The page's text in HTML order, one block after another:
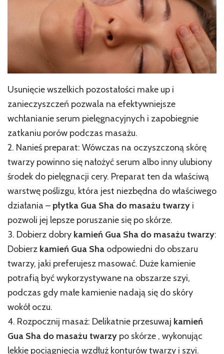
Usunięcie wszelkich pozostałości make up i
zanieczyszczeń pozwala na efektywniejsze
wchłanianie serum pielęgnacyjnych i zapobiegnie
zatkaniu porów podczas masażu.
2. Nanieś preparat: Wówczas na oczyszczoną skórę
twarzy powinno się nałożyć serum albo inny ulubiony
środek do pielęgnacji cery. Preparat ten da właściwą
warstwę poślizgu, która jest niezbędna do właściwego
działania – płytka Gua Sha do masażu twarzy i
pozwoli jej lepsze poruszanie się po skórze.
3. Dobierz dobry kamień Gua Sha do masażu twarzy:
Dobierz kamień Gua Sha odpowiedni do obszaru
twarzy, jaki preferujesz masować. Duże kamienie
potrafią być wykorzystywane na obszarze szyi,
podczas gdy małe kamienie nadają się do skóry
wokół oczu.
4. Rozpocznij masaż: Delikatnie przesuwaj kamień
Gua Sha do masażu twarzy po skórze , wykonując
lekkie pociągnięcia wzdłuż konturów twarzy i szyi.